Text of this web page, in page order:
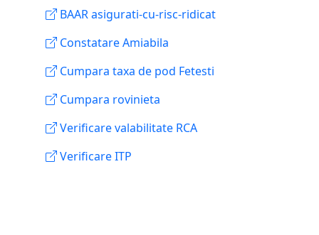
BAAR asigurati-cu-risc-ridicat
Constatare Amiabila
Cumpara taxa de pod Fetesti
Cumpara rovinieta
Verificare valabilitate RCA
Verificare ITP